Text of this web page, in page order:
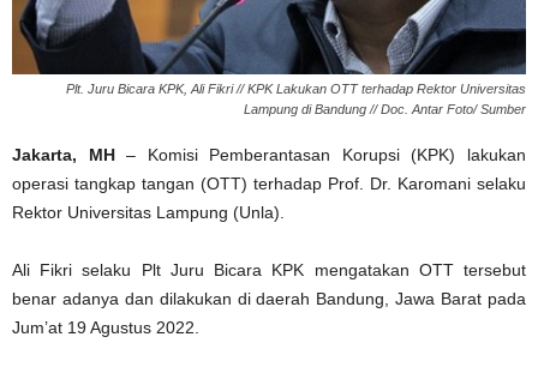
Plt. Juru Bicara KPK, Ali Fikri // KPK Lakukan OTT terhadap Rektor Universitas
Lampung di Bandung // Doc. Antar Foto/ Sumber
Jakarta, MH– Komisi Pemberantasan Korupsi (KPK) lakukan
operasi tangkap tangan (OTT) terhadap Prof. Dr. Karomani selaku
Rektor Universitas Lampung (Unla).
Ali Fikri selaku Plt Juru Bicara KPK mengatakan OTT tersebut
benar adanya dan dilakukan di daerah Bandung, Jawa Barat pada
Jum’at 19 Agustus 2022.